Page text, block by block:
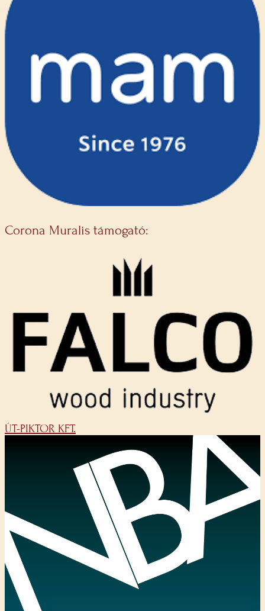
Corona Muralis támogató:
ÚT-PIKTOR KFT.